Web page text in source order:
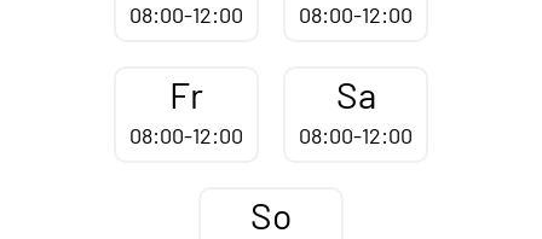
08:00-12:00 08:00-12:00
Fr
08:00-12:00
Sa
08:00-12:00
So